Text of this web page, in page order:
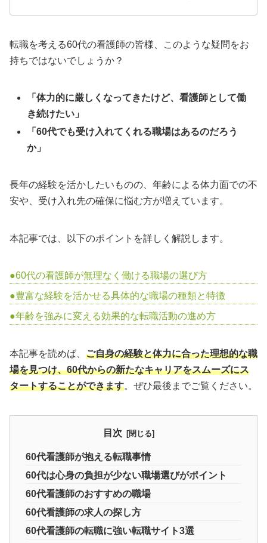
転職を考える60代の看護師の皆様、このような疑問をお
持ちではないでしょうか？
「体力的に厳しくなってきたけど、看護師として働
き続けたい」
「60代でも受け入れてくれる職場はあるのだろう
か」
長年の経験を活かしたいものの、年齢による体力面での不
安や、受け入れ先の確保に悩む方が増えています。
本記事では、以下のポイントを詳しく解説します。
60代の看護師が無理なく働ける職場の選び方
豊富な経験を活かせる具体的な職場の種類と特徴
年齢を強みに変える効果的な転職活動の進め方
本記事を読めば、 ご自身の経験と体力に合った理想的な職
場を見つけ、60代からの新たなキャリアをスムーズにス
タートすることができます。ぜひ最後までご覧ください。
目次
60代看護師が抱える転職事情
60代は心身の負担が少ない職場選びがポイント
60代看護師のおすすめの職場
60代看護師の求人の探し方
60代看護師の転職に強い転職サイト3選